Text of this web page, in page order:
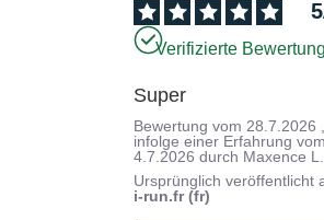
5
Verifizierte
Super
Bewertung vom 28.7.2026
infolge einer Erfahrung
4.7.2026 durch Maxence L.
Ursprünglich veröffentlicht
i-run.fr (fr)